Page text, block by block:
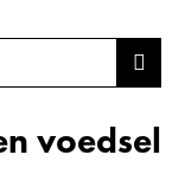
voedsel